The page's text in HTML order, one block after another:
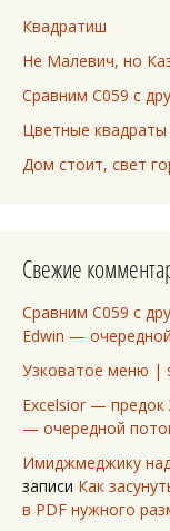
Квадратиш
Не Малевич, но
Сравним C059 с
Цветные квадраты
Дом стоит, свет
Свежие
Сравним C059 с
Edwin —
Узковатое меню |
Excelsior —
— очередной
Имиджмеджику
записи Как
в PDF нужного